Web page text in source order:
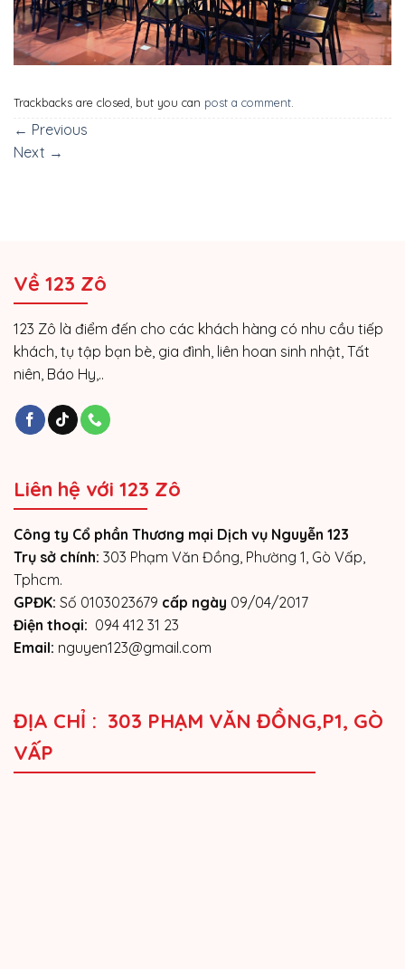
Trackbacks are closed, but you can post a comment
← Previous
Next →
Về 123 Zô
123 Zô là điểm đến cho các khách hàng có nhu cầu tiếp
khách, tụ tập bạn bè, gia đình, liên hoan sinh nhật, Tất
niên, Báo Hy,..
Liên hệ với 123 Zô
Công ty Cổ phần Thương mại Dịch vụ Nguyễn 123
Trụ sở chính: 303 Phạm Văn Đồng, Phường 1, Gò Vấp,
Tphcm.
GPĐK: Số 0103023679 cấp ngày 09/04/2017
Điện thoại: 094 412 31 23
Email: nguyen123@gmail.com
ĐỊA CHỈ : 303 PHẠM VĂN ĐỒNG,P1, GÒ
VẤP